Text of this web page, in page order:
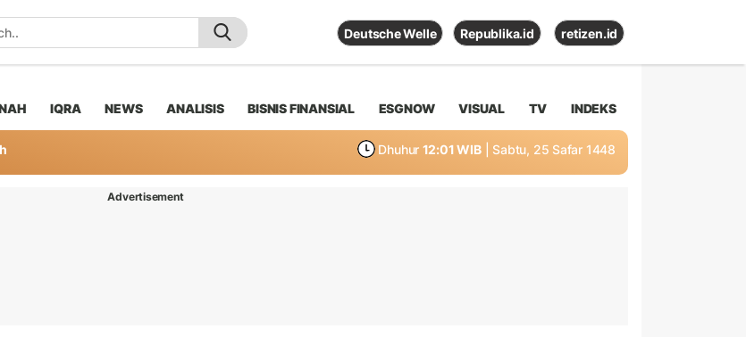
Deutsche Welle Republika.id retizen.id
IQRA NEWS ANALISIS BISNIS FINANSIAL ESGNOW VISUAL TV INDEKS
Dhuhur 12:01 WIB | Sabtu, 25 Safar 1448
Advertisement